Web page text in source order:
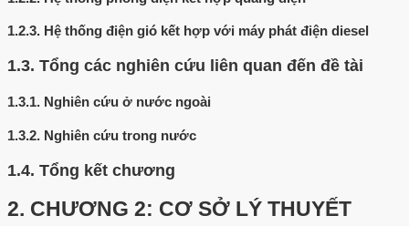
1.2.3. Hệ thống điện gió kết hợp với máy phát điện diesel
1.3. Tổng các nghiên cứu liên quan đến đề tài
1.3.1. Nghiên cứu ở nước ngoài
1.3.2. Nghiên cứu trong nước
1.4. Tổng kết chương
2. CHƯƠNG 2: CƠ SỞ LÝ THUYẾT